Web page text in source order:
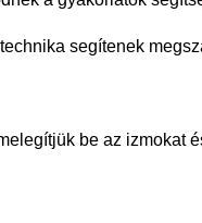
segítenek
be az izmokat